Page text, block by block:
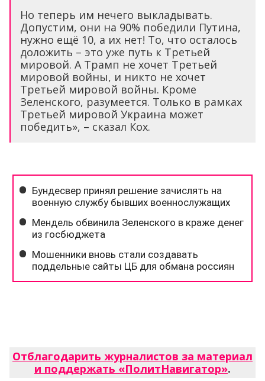
Но теперь им нечего выкладывать.
Допустим, они на 90% победили Путина,
нужно ещё 10, а их нет! То, что осталось
доложить – это уже путь к Третьей
мировой. А Трамп не хочет Третьей
мировой войны, и никто не хочет
Третьей мировой войны. Кроме
Зеленского, разумеется. Только в рамках
Третьей мировой Украина может
победить», – сказал Кох.
Отблагодарить журналистов за материал
и поддержать «ПолитНавигатор».